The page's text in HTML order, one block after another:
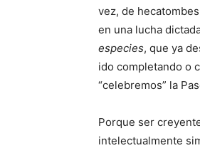
vez, de
en una lucha
especies, que ya
ido completando o
“celebremos” la
Porque ser
intelectualmente